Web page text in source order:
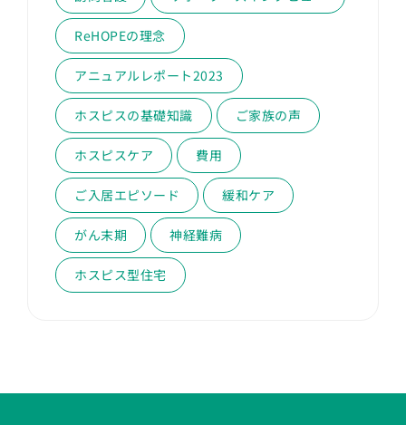
ReHOPEの理念
アニュアルレポート2023
ホスピスの基礎知識 ご家族の声
ホスピスケア 費用
ご入居エピソード 緩和ケア
がん末期 神経難病
ホスピス型住宅